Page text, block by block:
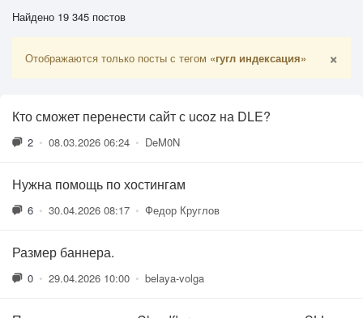
Найдено 19 345 постов
Отображаются только посты с тегом «гугл индексация» ×
Кто сможет перенести сайт с ucoz на DLE?
2 • 08.03.2026 06:24 • DeM0N
Нужна помощь по хостингам
6 • 30.04.2026 08:17 • Федор Круглов
Размер баннера.
0 • 29.04.2026 10:00 • belaya-volga